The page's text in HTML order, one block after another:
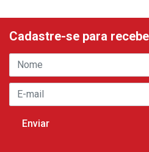
Cadastre-se para